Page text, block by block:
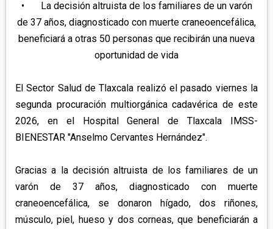
ZITLALTEPEC
TERRENATE
XALOZTOC
CHIAUTEMPAN
CONTLA
SAN PABLO DEL MONTE
ZACATELCO
REGIÓN PONIENTE
SANCTÓRUM
•
La decisión altruista de los familiares de un varón
de 37 años, diagnosticado con muerte craneoencefálica,
beneficiará a otras 50 personas que recibirán una nueva
oportunidad de vida
El Sector Salud de Tlaxcala realizó el pasado viernes la
segunda procuración multiorgánica cadavérica de este
2026, en el Hospital General de Tlaxcala IMSS-
BIENESTAR "Anselmo Cervantes Hernández".
Gracias a la decisión altruista de los familiares de un
varón de 37 años, diagnosticado con muerte
craneoencefálica, se donaron hígado, dos riñones,
músculo, piel, hueso y dos corneas, que beneficiarán a